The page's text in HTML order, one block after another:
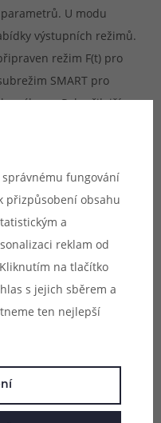
U modu
výstupních režimů.
režim F(t) pro
SMART pro
výkonu. Pokročilejší
PULSE, nebo TC
správnému fungování
přizpůsobení obsahu
a
reklam od
na tlačítko
s jejich sběrem a
ten nejlepší